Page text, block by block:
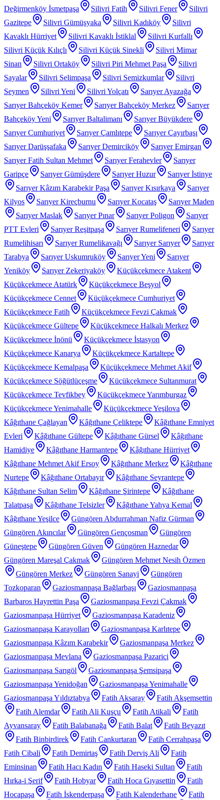
Değirmenköy İsmetpaşa
Silivri Fatih Silivri Fener
Silivri
Gazitepe
Silivri Gümüşyaka Silivri Kadıköy
Silivri
Kavaklı Hürriyet
Silivri Kavaklı İstiklal
Silivri Kurfallı
Silivri Küçük Kılıçlı
Silivri Küçük Sinekli
Silivri Mimar
Sinan
Silivri Ortaköy Silivri Piri Mehmet Paşa
Silivri
Sayalar
Silivri Selimpaşa Silivri Semizkumlar
Silivri
Seymen
Silivri Yeni Silivri Yolçatı
Sarıyer Ayazağa
Sarıyer Bahçeköy Kemer
Sarıyer Bahçeköy Merkez
Sarıyer
Bahçeköy Yeni
Sarıyer Baltalimanı
Sarıyer Büyükdere
Sarıyer Cumhuriyet
Sarıyer Çamlıtepe
Sarıyer Çayırbaşı
Sarıyer Darüşşafaka
Sarıyer Demirciköy
Sarıyer Emirgan
Sarıyer Fatih Sultan Mehmet
Sarıyer Ferahevler
Sarıyer
Garipçe
Sarıyer Gümüşdere Sarıyer Huzur
Sarıyer İstinye
Sarıyer Kâzım Karabekir Paşa
Sarıyer Kısırkaya
Sarıyer
Kilyos
Sarıyer Kireçburnu Sarıyer Kocataş
Sarıyer Maden
Sarıyer Maslak
Sarıyer Pınar Sarıyer Poligon
Sarıyer
PTT Evleri
Sarıyer Reşitpaşa Sarıyer Rumelifeneri
Sarıyer
Rumelihisarı
Sarıyer Rumelikavağı Sarıyer Sarıyer
Sarıyer
Tarabya
Sarıyer Uskumruköy Sarıyer Yeni
Sarıyer
Yeniköy
Sarıyer Zekeriyaköy
Küçükçekmece Atakent
Küçükçekmece Atatürk
Küçükçekmece Beşyol
Küçükçekmece Cennet
Küçükçekmece Cumhuriyet
Küçükçekmece Fatih
Küçükçekmece Fevzi Çakmak
Küçükçekmece Gültepe
Küçükçekmece Halkalı Merkez
Küçükçekmece İnönü
Küçükçekmece İstasyon
Küçükçekmece Kanarya
Küçükçekmece Kartaltepe
Küçükçekmece Kemalpaşa
Küçükçekmece Mehmet Akif
Küçükçekmece Söğütlüçeşme
Küçükçekmece Sultanmurat
Küçükçekmece Tevfikbey
Küçükçekmece Yarımburgaz
Küçükçekmece Yenimahalle
Küçükçekmece Yeşilova
Kâğıthane Çağlayan
Kâğıthane Çeliktepe
Kâğıthane Emniyet
Evleri
Kâğıthane Gültepe Kâğıthane Gürsel
Kâğıthane
Hamidiye
Kâğıthane Harmantepe
Kâğıthane Hürriyet
Kâğıthane Mehmet Akif Ersoy
Kâğıthane Merkez
Kâğıthane
Nurtepe
Kâğıthane Ortabayır
Kâğıthane Seyrantepe
Kâğıthane Sultan Selim
Kâğıthane Şirintepe
Kâğıthane
Talatpaşa
Kâğıthane Telsizler
Kâğıthane Yahya Kemal
Kâğıthane Yeşilce
Güngören Abdurrahman Nafiz Gürman
Güngören Akıncılar
Güngören Gençosman
Güngören
Güneştepe
Güngören Güven
Güngören Haznedar
Güngören Mareşal Çakmak
Güngören Mehmet Nesih Özmen
Güngören Merkez
Güngören Sanayi
Güngören
Tozkoparan
Gaziosmanpaşa Bağlarbaşı
Gaziosmanpaşa
Barbaros Hayrettin Paşa
Gaziosmanpaşa Fevzi Çakmak
Gaziosmanpaşa Hürriyet
Gaziosmanpaşa Karadeniz
Gaziosmanpaşa Karayolları
Gaziosmanpaşa Karlıtepe
Gaziosmanpaşa Kâzım Karabekir
Gaziosmanpaşa Merkez
Gaziosmanpaşa Mevlana
Gaziosmanpaşa Pazariçi
Gaziosmanpaşa Sarıgöl
Gaziosmanpaşa Şemsipaşa
Gaziosmanpaşa Yenidoğan
Gaziosmanpaşa Yenimahalle
Gaziosmanpaşa Yıldıztabya
Fatih Aksaray
Fatih Akşemsettin
Fatih Alemdar
Fatih Ali Kuşçu Fatih Atikali
Fatih
Ayvansaray
Fatih Balabanağa Fatih Balat
Fatih Beyazıt
Fatih Binbirdirek
Fatih Cankurtaran
Fatih Cerrahpaşa
Fatih Cibali
Fatih Demirtaş Fatih Derviş Ali
Fatih
Eminsinan
Fatih Hacı Kadın Fatih Haseki Sultan
Fatih
Hırka-i Şerif
Fatih Hobyar Fatih Hoca Gıyasettin
Fatih
Hocapaşa
Fatih İskenderpaşa Fatih Kalenderhane Fatih